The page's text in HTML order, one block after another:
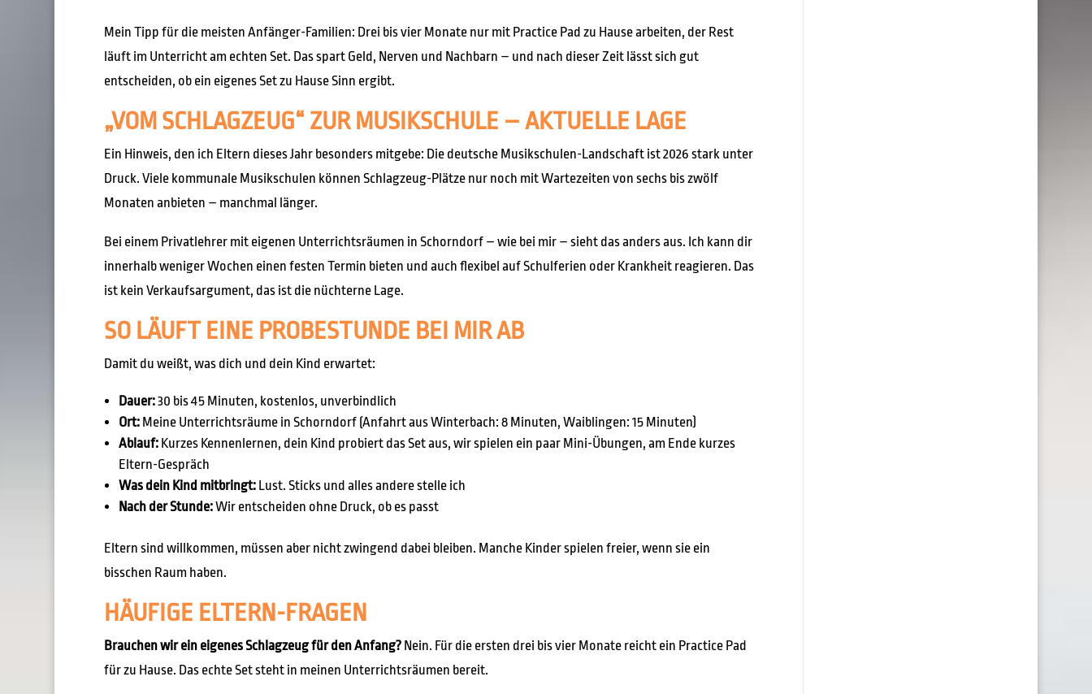
Mein Tipp für die meisten Anfänger-Familien: Drei bis vier Monate nur mit Practice Pad zu Hause arbeiten, der Rest
läuft im Unterricht am echten Set. Das spart Geld, Nerven und Nachbarn – und nach dieser Zeit lässt sich gut
entscheiden, ob ein eigenes Set zu Hause Sinn ergibt.
„VOM SCHLAGZEUG“ ZUR MUSIKSCHULE – AKTUELLE LAGE
Ein Hinweis, den ich Eltern dieses Jahr besonders mitgebe: Die deutsche Musikschulen-Landschaft ist 2026 stark unter
Druck. Viele kommunale Musikschulen können Schlagzeug-Plätze nur noch mit Wartezeiten von sechs bis zwölf
Monaten anbieten – manchmal länger.
Bei einem Privatlehrer mit eigenen Unterrichtsräumen in Schorndorf – wie bei mir – sieht das anders aus. Ich kann dir
innerhalb weniger Wochen einen festen Termin bieten und auch flexibel auf Schulferien oder Krankheit reagieren. Das
ist kein Verkaufsargument, das ist die nüchterne Lage.
SO LÄUFT EINE PROBESTUNDE BEI MIR AB
Damit du weißt, was dich und dein Kind erwartet:
Dauer:30 bis 45 Minuten, kostenlos, unverbindlich
Ort:Meine Unterrichtsräume in Schorndorf (Anfahrt aus Winterbach: 8 Minuten, Waiblingen: 15 Minuten)
Ablauf:Kurzes Kennenlernen, dein Kind probiert das Set aus, wir spielen ein paar Mini-Übungen, am Ende kurzes
Eltern-Gespräch
Was dein Kind mitbringt:Lust. Sticks und alles andere stelle ich
Nach der Stunde:Wir entscheiden ohne Druck, ob es passt
Eltern sind willkommen, müssen aber nicht zwingend dabei bleiben. Manche Kinder spielen freier, wenn sie ein
bisschen Raum haben.
HÄUFIGE ELTERN-FRAGEN
Brauchen wir ein eigenes Schlagzeug für den Anfang?Nein. Für die ersten drei bis vier Monate reicht ein Practice Pad
für zu Hause. Das echte Set steht in meinen Unterrichtsräumen bereit.